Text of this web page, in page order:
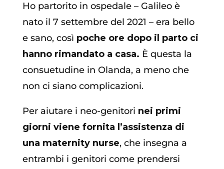
Ho partorito in ospedale – Galileo è
nato il 7 settembre del 2021 – era bello
e sano, così poche ore dopo il parto ci
hanno rimandato a casa. È questa la
consuetudine in Olanda, a meno che
non ci siano complicazioni.
Per aiutare i neo-genitori nei primi
giorni viene fornita l’assistenza di
una maternity nurse, che insegna a
entrambi i genitori come prendersi